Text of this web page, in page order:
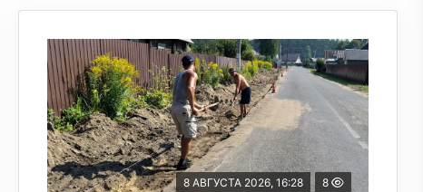
8 АВГУСТА 2026, 16:28 8